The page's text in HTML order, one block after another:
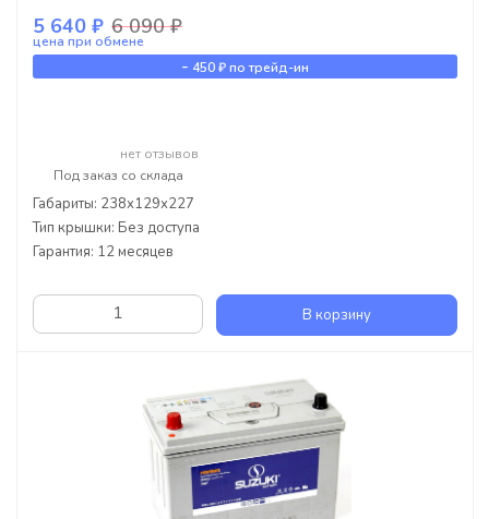
5 640 ₽ 6 090 ₽
цена при обмене
- 450 ₽по трейд-ин
нет отзывов
Под заказ со склада
Габариты: 238х129х227
Тип крышки: Без доступа
Гарантия: 12 месяцев
В корзину